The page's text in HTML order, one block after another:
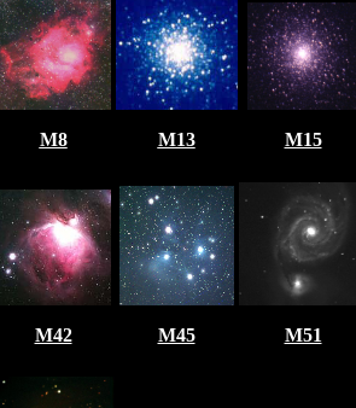
M8 M13 M15
M42 M45 M51